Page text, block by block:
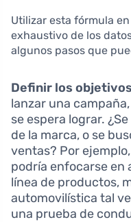
Utilizar esta fórmula
exhaustivo de los
algunos pasos que
Definir los
lanzar una
se espera lograr.
de la marca, o se
ventas? Por
podría enfocarse en
línea de productos,
automovilística tal
una prueba de